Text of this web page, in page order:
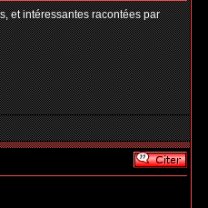
et intéressantes racontées par